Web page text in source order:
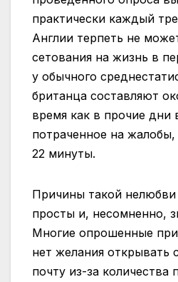
практически каждый
Англии терпеть не
сетования на жизнь в
у обычного
британца составляют
время как в прочие дни
потраченное на жалобы,
22 минуты.
Причины такой
просты и, несомненно,
Многие опрошенные
нет желания открывать
почту из-за количества